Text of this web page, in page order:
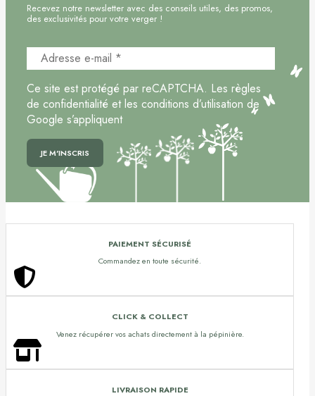
Recevez notre newsletter avec des conseils utiles, des promos,
des exclusivités pour votre verger !
Ce site est protégé par reCAPTCHA. Les règles
de confidentialité et les conditions d’utilisation de
Google s’appliquent
PAIEMENT SÉCURISÉ
Commandez en toute sécurité.
CLICK & COLLECT
Venez récupérer vos achats directement à la pépinière.
LIVRAISON RAPIDE